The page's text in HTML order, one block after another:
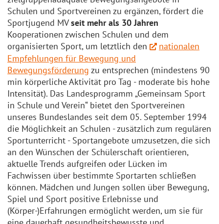
Schulen und Sportvereinen zu ergänzen, fördert die
Sportjugend MVseit mehr als 30 Jahren
Kooperationen zwischen Schulen und dem
organisierten Sport, um letztlich den
nationalen
Empfehlungen für Bewegung und
Bewegungsförderung zu entsprechen (mindestens 90
min körperliche Aktivität pro Tag - moderate bis hohe
Intensität). Das Landesprogramm „Gemeinsam Sport
in Schule und Verein“ bietet den Sportvereinen
unseres Bundeslandes seit dem 05. September 1994
die Möglichkeit an Schulen - zusätzlich zum regulären
Sportunterricht - Sportangebote umzusetzen, die sich
an den Wünschen der Schülerschaft orientieren,
aktuelle Trends aufgreifen oder Lücken im
Fachwissen über bestimmte Sportarten schließen
können. Mädchen und Jungen sollen über Bewegung,
Spiel und Sport positive Erlebnisse und
(Körper-)Erfahrungen ermöglicht werden, um sie für